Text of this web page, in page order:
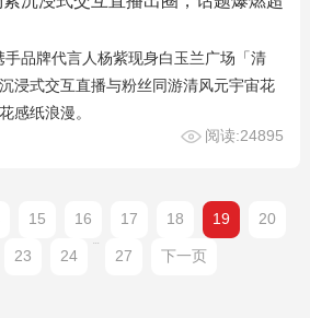
品牌代言人杨紫现身白玉兰广场「清
浸式交互直播与粉丝同游清风元宇宙花
感纸浪漫。
阅读:24895
15 16 17 18 19 20
23 24 27 下一页